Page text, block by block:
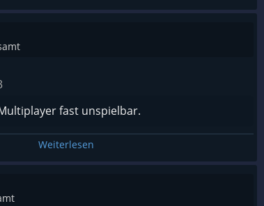
fast unspielbar.
Weiterlesen